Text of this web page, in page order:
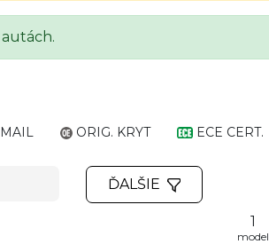
ORIG. KRYT ECE CERT.
ĎALŠIE
1
model